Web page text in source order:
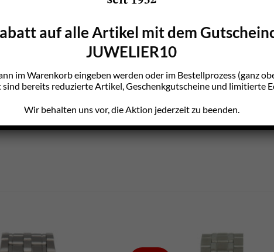
auf alle Artikel mit dem
JUWELIER10
im Warenkorb eingeben werden oder im Bestellprozess (ganz
sind bereits reduzierte Artikel, Geschenkgutscheine und limitierte
Wir behalten uns vor, die Aktion jederzeit zu beenden.